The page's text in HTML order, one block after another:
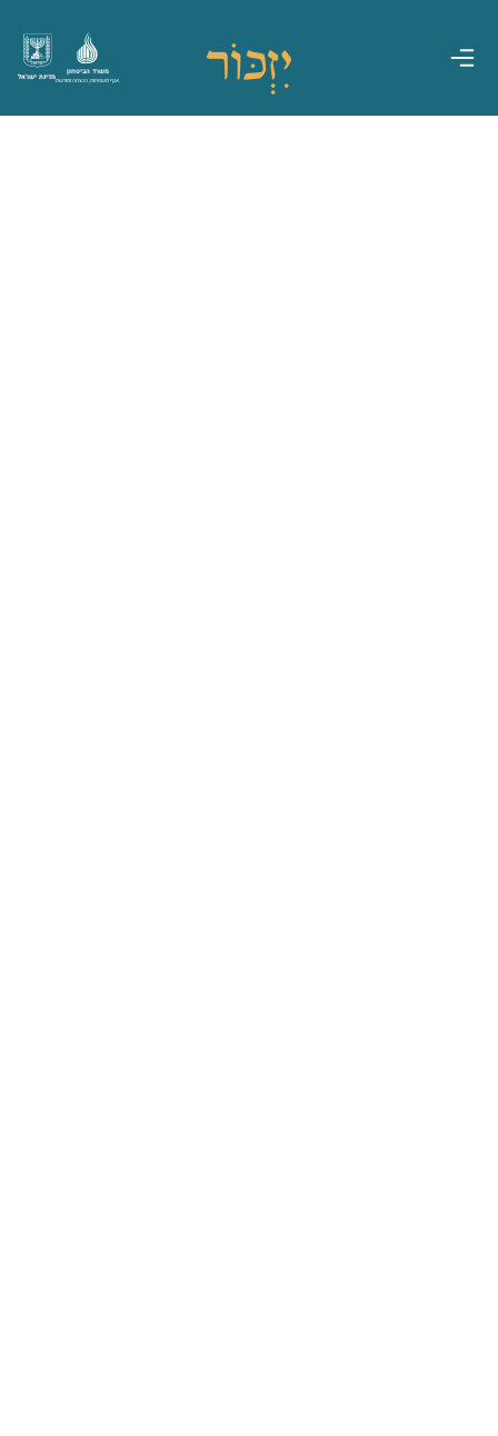
מדינת ישראל
משרד הביטחון
אגף משפחות, הנצחה ומורשת